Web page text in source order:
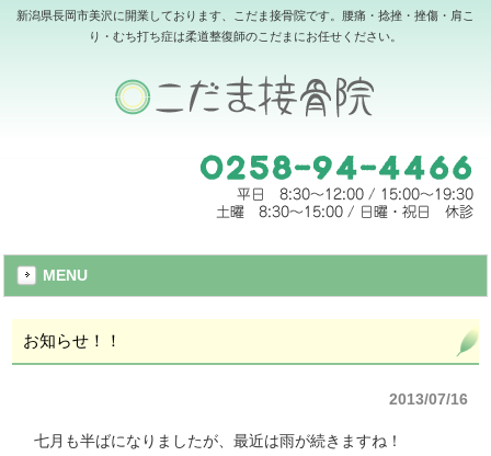
新潟県長岡市美沢に開業しております、こだま接骨院です。腰痛・捻挫・挫傷・肩こ
り・むち打ち症は柔道整復師のこだまにお任せください。
MENU
お知らせ！！
2013/07/16
七月も半ばになりましたが、最近は雨が続きますね！